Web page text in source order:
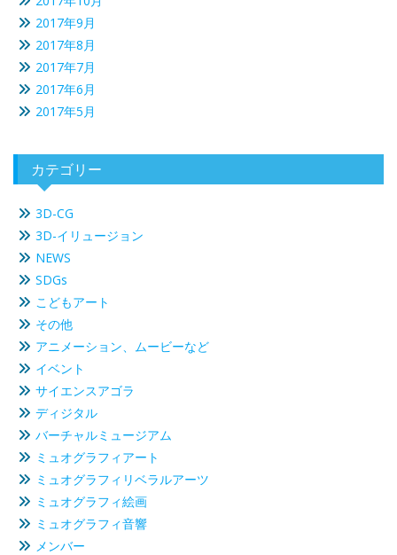
2017年9月
2017年8月
2017年7月
2017年6月
2017年5月
カテゴリー
3D-CG
3D-イリュージョン
NEWS
SDGs
こどもアート
その他
アニメーション、ムービーなど
イベント
サイエンスアゴラ
ディジタル
バーチャルミュージアム
ミュオグラフィアート
ミュオグラフィリベラルアーツ
ミュオグラフィ絵画
ミュオグラフィ音響
メンバー